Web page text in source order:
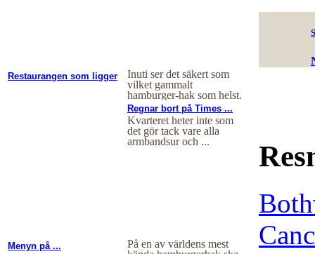
Restaurangen som ligger
Inuti ser det säkert som
vilket gammalt
hamburger-hak som helst.
Men ...
Regnar bort på Times ...
Kvarteret heter inte som
det gör tack vare alla
armbandsur och ...
Menyn på ...
På en av världens mest